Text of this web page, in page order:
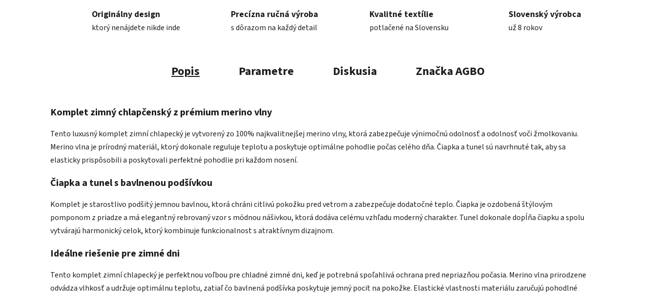
Originálny design
ktorý nenájdete nikde inde
Precízna ručná výroba
s dôrazom na každý detail
Kvalitné textílie
potlačené na Slovensku
Slovenský výrobca
už 8 rokov
Popis Parametre Diskusia ZnačkaAGBO
Komplet zimný chlapčenský z prémium merino vlny
Tento luxusný komplet zimní chlapecký je vytvorený zo 100% najkvalitnejšej merino vlny, ktorá zabezpečuje výnimočnú odolnosť a odolnosť voči žmolkovaniu.
Merino vlna je prírodný materiál, ktorý dokonale reguluje teplotu a poskytuje optimálne pohodlie počas celého dňa. Čiapka a tunel sú navrhnuté tak, aby sa
elasticky prispôsobili a poskytovali perfektné pohodlie pri každom nosení.
Čiapka a tunel s bavlnenou podšívkou
Komplet je starostlivo podšitý jemnou bavlnou, ktorá chráni citlivú pokožku pred vetrom a zabezpečuje dodatočné teplo. Čiapka je ozdobená štýlovým
pomponom z priadze a má elegantný rebrovaný vzor s módnou nášivkou, ktorá dodáva celému vzhľadu moderný charakter. Tunel dokonale dopĺňa čiapku a spolu
vytvárajú harmonický celok, ktorý kombinuje funkcionalnost s atraktívnym dizajnom.
Ideálne riešenie pre zimné dni
Tento komplet zimní chlapecký je perfektnou voľbou pre chladné zimné dni, keď je potrebná spoľahlivá ochrana pred nepriazňou počasia. Merino vlna prirodzene
odvádza vlhkosť a udržuje optimálnu teplotu, zatiaľ čo bavlnená podšívka poskytuje jemný pocit na pokožke. Elastické vlastnosti materiálu zaručujú pohodlné